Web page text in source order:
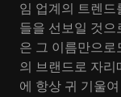
임 업계의 트렌드
들을 선보일 것으
은 그 이름만으
의 브랜드로 자리
에 항상 귀 기울